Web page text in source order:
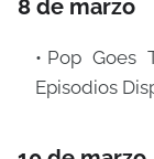
8 de marzo
Pop Goes
Episodios